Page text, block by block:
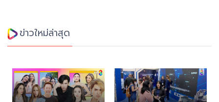
ข่าวใหม่ล่าสุด